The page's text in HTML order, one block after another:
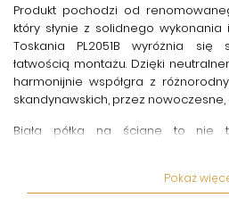
Produkt pochodzi od
który słynie z solidnego
Toskania PL2051B wyróżnia się
łatwością montażu. Dzięki
harmonijnie współgra z
skandynawskich, przez nowoczesne,
Biała półka na ścianę to nie
solidnej strukturze drewnianej
Pokaż